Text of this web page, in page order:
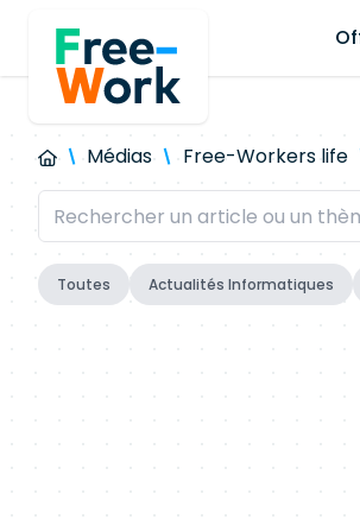
Médias Free-Workers life
Toutes Actualités Informatiques